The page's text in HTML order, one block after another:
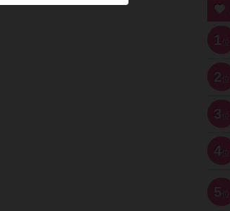
1 位
2 位
3 位
4位
5 位